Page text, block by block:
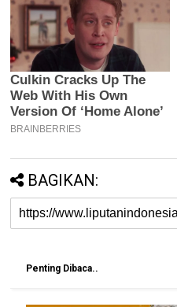
BAGIKAN:
Penting Dibaca..